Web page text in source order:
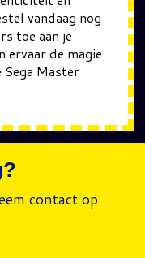
vandaag nog
toe aan je
ervaar de magie
Master
contact op